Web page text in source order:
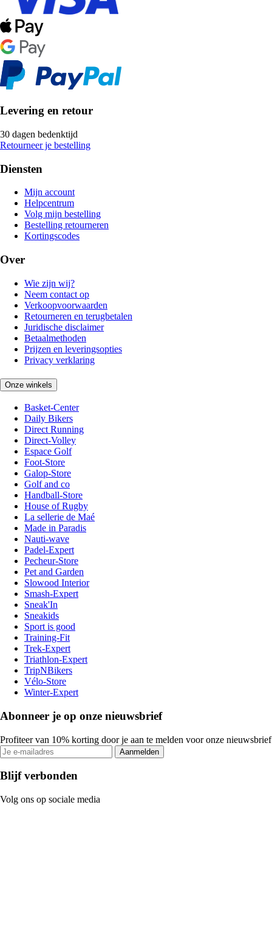
Levering en retour
30 dagen bedenktijd
Retourneer je bestelling
Diensten
Mijn account
Helpcentrum
Volg mijn bestelling
Bestelling retourneren
Kortingscodes
Over
Wie zijn wij?
Neem contact op
Verkoopvoorwaarden
Retourneren en terugbetalen
Juridische disclaimer
Betaalmethoden
Prijzen en leveringsopties
Privacy verklaring
Onze winkels
Basket-Center
Daily Bikers
Direct Running
Direct-Volley
Espace Golf
Foot-Store
Galop-Store
Golf and co
Handball-Store
House of Rugby
La sellerie de Maé
Made in Paradis
Nauti-wave
Padel-Expert
Pecheur-Store
Pet and Garden
Slowood Interior
Smash-Expert
Sneak'In
Sneakids
Sport is good
Training-Fit
Trek-Expert
Triathlon-Expert
TripNBikers
Vélo-Store
Winter-Expert
Abonneer je op onze nieuwsbrief
Profiteer van 10% korting door je aan te melden voor onze nieuwsbrief
Aanmelden
Blijf verbonden
Volg ons op sociale media